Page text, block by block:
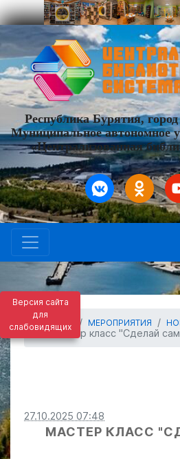
Версия сайта
для
слабовидящих
Республика Бурятия,
Муниципальное автономное
«Централизованная
МЕРОПРИЯТИЯ
Мастер класс "Сделай
27.10.2025 07:48
МАСТЕР КЛАСС